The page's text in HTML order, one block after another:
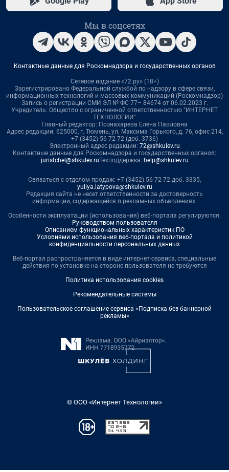
Мы в соцсетях
Контактные данные для Роскомнадзора и государственных органов
Сетевое издание «72.ру» (18+)
Зарегистрировано Федеральной службой по надзору в сфере связи,
информационных технологий и массовых коммуникаций (Роскомнадзор)
Запись о регистрации СМИ ЭЛ № ФС 77– 84674 от 06.02.2023 г.
Учредитель: Общество с ограниченной ответственностью "ИНТЕРНЕТ
ТЕХНОЛОГИИ"
Главный редактор: Познахарева Елена Павловна
Адрес редакции: 625000, г. Тюмень, ул. Максима Горького, д. 76, офис 214,
+7 (3452) 56-72-72 (доб. 3736)
Электронный адрес редакции: 72@shkulev.ru
Контактные данные для Роскомнадзора и государственных органов:
juristchel@shkulev.ruТехподдержка: help@shkulev.ru
Связаться с отделом продаж: +7 (3452) 56-72-72 доб. 3335,
yuliya.latypova@shkulev.ru
Редакция сайта не несет ответственности за достоверность
информации, содержащейся в рекламных объявлениях.
Особенности эксплуатации (использования) веб-портала регулируются:
Руководством пользователя
Описанием функциональных характеристик ПО
Условиями использования веб-портала и политикой
конфиденциальности персональных данных
Веб-портал распространяется в виде интернет-сервиса, специальные
действия по установке на стороне пользователя не требуются
Политика использования cookies
Рекомендательные системы
Пользовательское соглашение сервиса «Подписка без баннерной
рекламы»
© ООО «Интернет Технологии»